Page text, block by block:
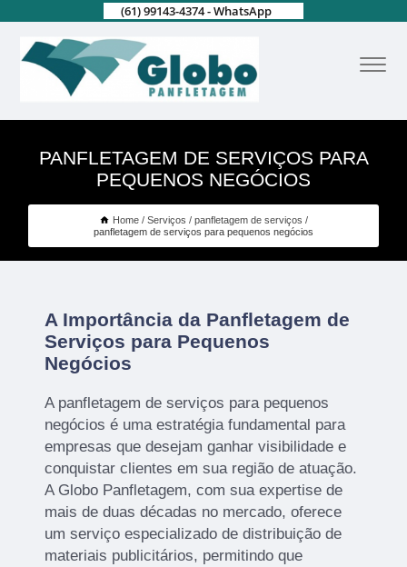
(61) 99143-4374 - WhatsApp
PANFLETAGEM DE SERVIÇOS PARA
PEQUENOS NEGÓCIOS
Home Serviços
panfletagem de serviços
panfletagem de serviços para pequenos negócios
A Importância da Panfletagem de
Serviços para Pequenos
Negócios
A panfletagem de serviços para pequenos
negócios é uma estratégia fundamental para
empresas que desejam ganhar visibilidade e
conquistar clientes em sua região de atuação.
A Globo Panfletagem, com sua expertise de
mais de duas décadas no mercado, oferece
um serviço especializado de distribuição de
materiais publicitários, permitindo que